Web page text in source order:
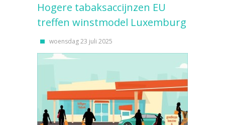
Hogere tabaksaccijnzen EU
treffen winstmodel Luxemburg
woensdag 23 juli 2025